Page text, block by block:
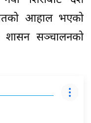
आहाल भएको
सञ्चालनको